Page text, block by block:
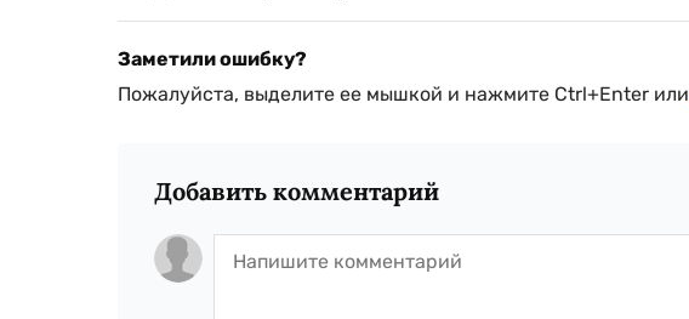
Заметили ошибку?
Пожалуйста, выделите ее мышкой и нажмите Ctrl+Enter или
Добавить комментарий